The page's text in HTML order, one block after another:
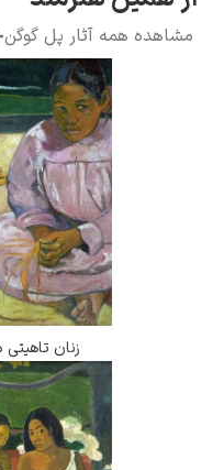
پل گوگن
زنان تاهیتی در ساحل – پل گوگن